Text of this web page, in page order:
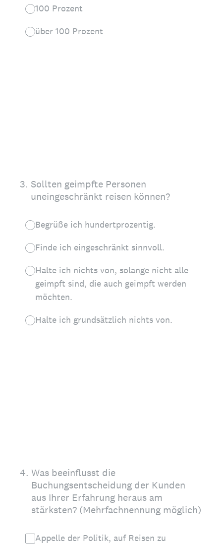
100 Prozent
über 100 Prozent
3. Sollten geimpfte Personen
uneingeschränkt reisen können?
Begrüße ich hundertprozentig.
Finde ich eingeschränkt sinnvoll.
Halte ich nichts von, solange nicht alle
geimpft sind, die auch geimpft werden
möchten.
Halte ich grundsätzlich nichts von.
4. Was beeinflusst die
Buchungsentscheidung der Kunden
aus Ihrer Erfahrung heraus am
stärksten? (Mehrfachnennung möglich)
Appelle der Politik, auf Reisen zu